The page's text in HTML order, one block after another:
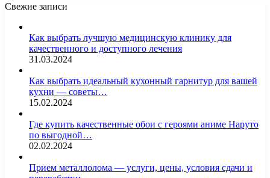
Свежие записи
Как выбрать лучшую медицинскую клинику для
качественного и доступного лечения
31.03.2024
Как выбрать идеальный кухонный гарнитур для вашей
кухни — советы…
15.02.2024
Где купить качественные обои с героями аниме Наруто
по выгодной…
02.02.2024
Прием металлолома — услуги, цены, условия сдачи и